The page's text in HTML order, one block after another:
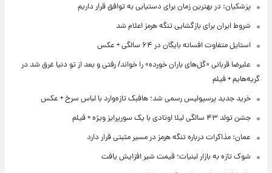
پزشکیان: در بهترین زمان برای دستیابی به توافق قرار داریم
شروط ایران برای بازگشایی تنگه هرمز اعلام شد
استایل متفاوت افسانه بایگان در ۶۴ سالگی + عکس
علیرضا قربانی «گل‌های باران خورده» را خواند/ رفتی و بعد از تو دنیا غرق شد در
گریه‌هایم + فیلم
خرید جدید پرسپولیس رسمی شد؛ هافبک تازه‌وارد با لباس سرخ + عکس
جشن تولد ۴۳ سالگی لیلا اوتادی با یک سورپرایز ویژه + فیلم
عمان: مذاکرات درباره تنگه هرمز در مسیر مثبتی قرار دارد
شوک تازه به بازار لبنیات؛ قیمت شیر افزایش یافت